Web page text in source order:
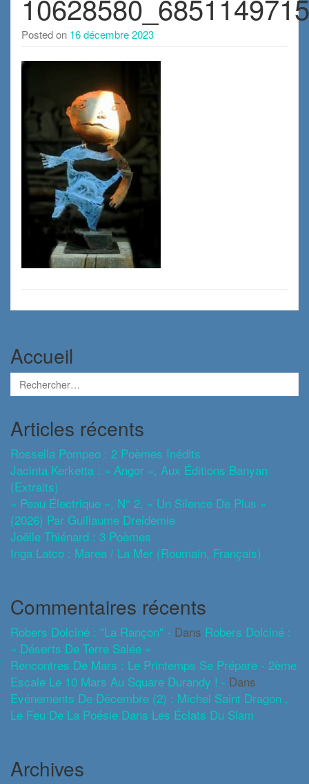
Posted on 16 décembre 2023
Accueil
Articles récents
Rossella Pompeo : 2 Poèmes Inédits
Jacinta Kerketta : « Angor », Aux Éditions Banyan
(extraits)
« Peau Électrique », N° 2, « Un Silence De Plus »
(2026) Par Guillaume Dreidemie
Joëlle Thiénard : 3 Poèmes
Inga Latco : Marea / La Mer (roumain, Français)
Commentaires récents
Robers Dolciné : "La Rançon" - Dans Robers Dolciné :
« Déserts De Terre Salée »
Rencontres De Mars : Le Printemps Se Prépare - 2ème
Escale Le 10 Mars Au Square Durandy ! - Dans
Evénements De Décembre (2) : Michel Saint Dragon ,
Le Feu De La Poésie Dans Les Éclats Du Slam
Archives